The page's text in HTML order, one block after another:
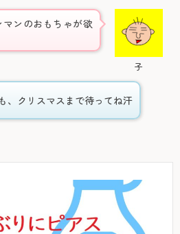
ンのおもちゃが欲
子
、クリスマスまで待ってね汗